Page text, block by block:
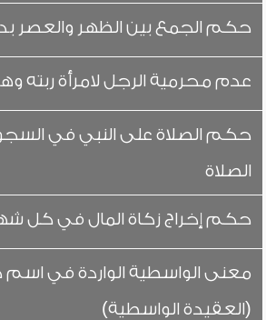
حكم الجمع بين الظهر والعصر
عدم محرمية الرجل لامرأة ربته
حكم الصلاة على النبي في
الصلاة
حكم إخراج زكاة المال في كل
معنى الواسطية الواردة في اسم
(العقيدة الواسطية)